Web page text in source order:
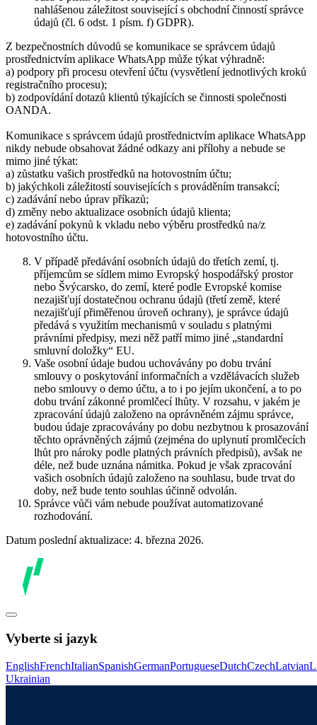
nahlášenou záležitost související s obchodní činností správce
údajů (čl. 6 odst. 1 písm. f) GDPR).
Z bezpečnostních důvodů se komunikace se správcem údajů
prostřednictvím aplikace WhatsApp může týkat výhradně:
a) podpory při procesu otevření účtu (vysvětlení jednotlivých kroků
registračního procesu);
b) zodpovídání dotazů klientů týkajících se činnosti společnosti
OANDA.
Komunikace s správcem údajů prostřednictvím aplikace WhatsApp
nikdy nebude obsahovat žádné odkazy ani přílohy a nebude se
mimo jiné týkat:
a) zůstatku vašich prostředků na hotovostním účtu;
b) jakýchkoli záležitostí souvisejících s prováděním transakcí;
c) zadávání nebo úprav příkazů;
d) změny nebo aktualizace osobních údajů klienta;
e) zadávání pokynů k vkladu nebo výběru prostředků na/z
hotovostního účtu.
V případě předávání osobních údajů do třetích zemí, tj.
příjemcům se sídlem mimo Evropský hospodářský prostor
nebo Švýcarsko, do zemí, které podle Evropské komise
nezajišťují dostatečnou ochranu údajů (třetí země, které
nezajišťují přiměřenou úroveň ochrany), je správce údajů
předává s využitím mechanismů v souladu s platnými
právními předpisy, mezi něž patří mimo jiné „standardní
smluvní doložky“ EU.
Vaše osobní údaje budou uchovávány po dobu trvání
smlouvy o poskytování informačních a vzdělávacích služeb
nebo smlouvy o demo účtu, a to i po jejím ukončení, a to po
dobu trvání zákonné promlčecí lhůty. V rozsahu, v jakém je
zpracování údajů založeno na oprávněném zájmu správce,
budou údaje zpracovávány po dobu nezbytnou k prosazování
těchto oprávněných zájmů (zejména do uplynutí promlčecích
lhůt pro nároky podle platných právních předpisů), avšak ne
déle, než bude uznána námitka. Pokud je však zpracování
vašich osobních údajů založeno na souhlasu, bude trvat do
doby, než bude tento souhlas účinně odvolán.
Správce vůči vám nebude používat automatizované
rozhodování.
Datum poslední aktualizace: 4. března 2026.
Vyberte si jazyk
EnglishFrenchItalianSpanishGermanPortugueseDutchCzechLatvian
Ukrainian